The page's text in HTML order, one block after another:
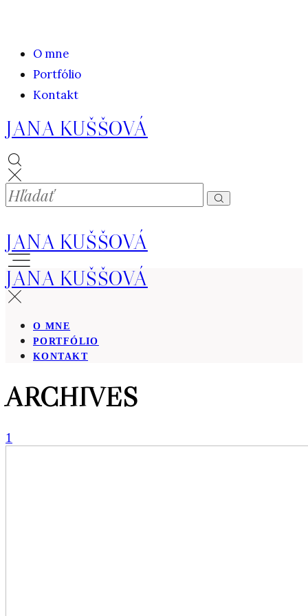
O mne
Portfólio
Kontakt
JANA KUŠŠOVÁ
JANA KUŠŠOVÁ
JANA KUŠŠOVÁ
O MNE
PORTFÓLIO
KONTAKT
ARCHIVES
1